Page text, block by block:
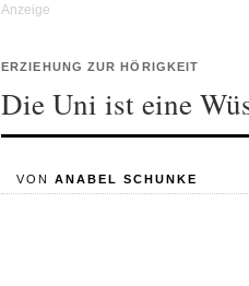
ERZIEHUNG ZUR HÖRIGKEIT
Die Uni ist eine
VON ANABEL SCHUNKE